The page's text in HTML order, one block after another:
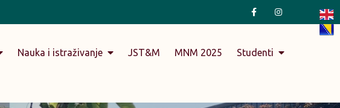
Nauka i istraživanje JST&M MNM 2025 Studenti